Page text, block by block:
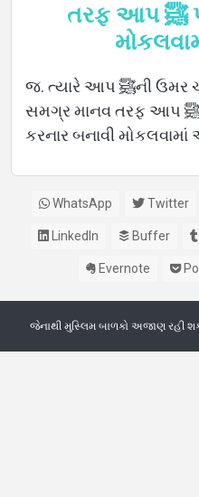
ભાષાઓતરફ આપ ﷺ પયગંબર બનાવી
જ. ત્યારે આપ ﷺની ઉમર ચાળીસ વર્ષની હતી અને
સમગ્ર માનવ તરફ આપ ﷺ ખુશખબર અને સચેત
કરનાર બનાવી મોકલવામાં
WhatsApp Twitter
LinkedIn Buffer
Evernote
જેનાથી મુસ્લિમ બાળકો અજાણ રહી